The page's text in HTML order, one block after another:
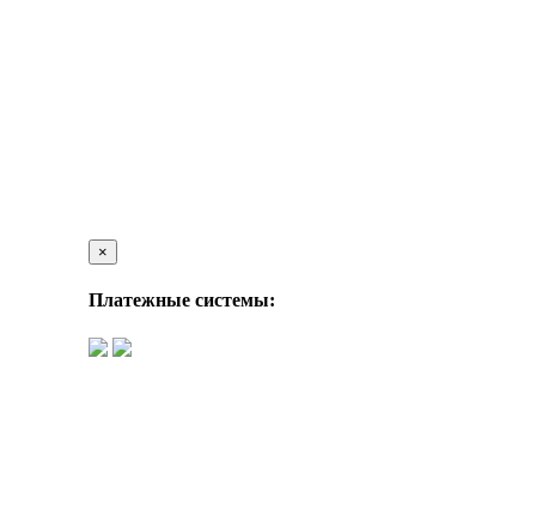
×
Платежные системы: